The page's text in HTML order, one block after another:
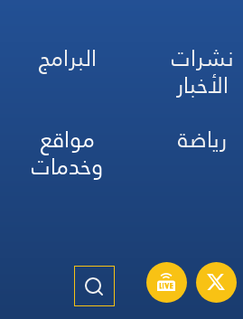
نشرات
الأخبار
البرامج
رياضة مواقع
وخدمات